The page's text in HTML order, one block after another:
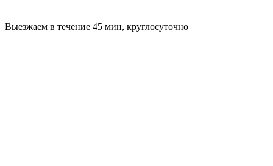
Выезжаем в течение 45 мин, круглосуточно